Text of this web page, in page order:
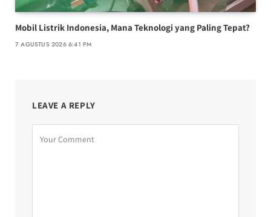
Mobil Listrik Indonesia, Mana Teknologi yang Paling Tepat?
7 AGUSTUS 2026 6:41 PM
LEAVE A REPLY